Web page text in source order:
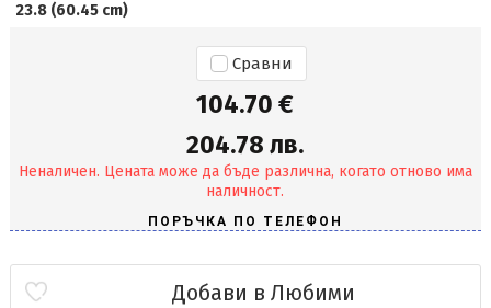
23.8 (60.45 cm)
Сравни
104.70 €
204.78 лв.
Неналичен. Цената може да бъде различна, когато отново има
наличност.
Добави в Любими